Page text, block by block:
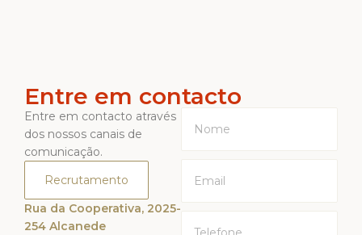
Entre em contacto
Entre em contacto através
dos nossos canais de
comunicação.
Recrutamento
Rua da Cooperativa, 2025-
254 Alcanede